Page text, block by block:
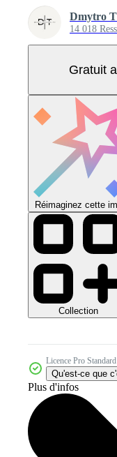
Dmytro
14 018
Gratuit
Réimaginez cette
Collection
Licence Pro Standard
Qu'est-ce que
Plus d'infos